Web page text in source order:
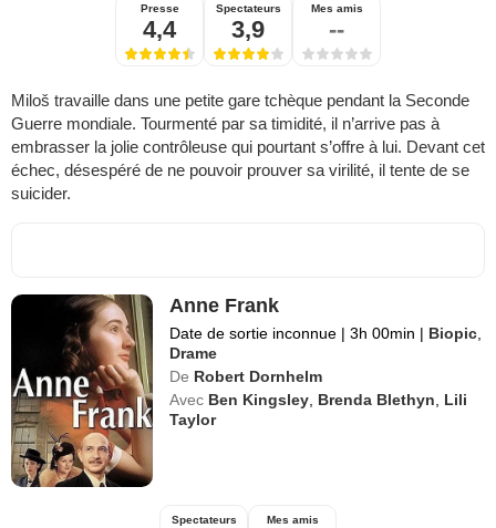
Presse
4,4
Spectateurs
3,9
Mes amis
--
Miloš travaille dans une petite gare tchèque pendant la Seconde
Guerre mondiale. Tourmenté par sa timidité, il n’arrive pas à
embrasser la jolie contrôleuse qui pourtant s’offre à lui. Devant cet
échec, désespéré de ne pouvoir prouver sa virilité, il tente de se
suicider.
Anne Frank
Date de sortie inconnue | 3h 00min | Biopic
Drame
De Robert Dornhelm
Avec Ben Kingsley Brenda Blethyn
Lili
Taylor
Spectateurs Mes amis